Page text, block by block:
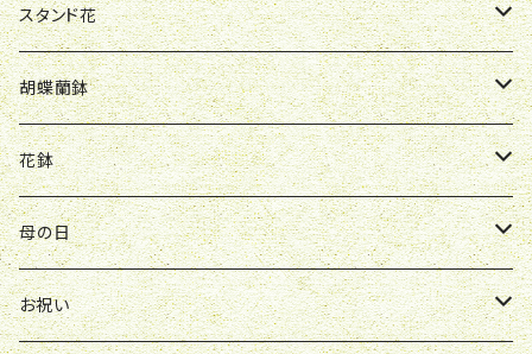
誕生日
お見舞い
送別会
お供え
仏壇花
定期便
R&P
Y&O
W&G
お祝い
W&G
R&P
Y&O
誕生日
お見舞い
送別会
開店祝い
母の日
R&P
Y&O
W&G
ソープフラワー
お祝い
誕生日
お見舞い
送別会
スタンド花
開店祝い
お誕生日
お祝い
発表会
胡蝶蘭鉢
開店祝い
お祝い
花鉢
クレマチス
紫
母の日
花束
お祝い